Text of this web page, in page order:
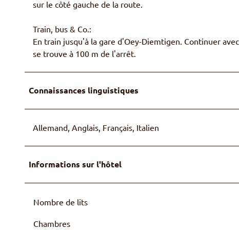
sur le côté gauche de la route.
Train, bus & Co.:
En train jusqu'à la gare d'Oey-Diemtigen. Continuer
se trouve à 100 m de l'arrêt.
Connaissances linguistiques
Allemand, Anglais, Français, Italien
Informations sur l'hôtel
Nombre de lits
Chambres